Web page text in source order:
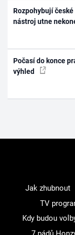
Rozpohybují
nástroj utne
Počasí do konce
výhled
Jak zhubnout
TV
Kdy budou